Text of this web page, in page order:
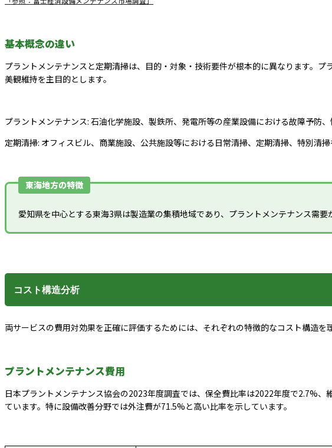
基本概念の違い
プラントメンテナンスと定期清掃は、目的・対象・技術要件が根本的に異なります。
美観維持を主目的とします。
プラントメンテナンス: 石油化学施設、製鉄所、発電所等の産業設備における故障予防
定期清掃: オフィスビル、商業施設、公共施設等における日常清掃、定期清掃、特別清掃
東海地方の特徴
愛知県を中心とする東海3県は製造業の集積地域であり、プラントメンテナンス需
コスト構造分析
両サービスの費用対効果を正確に評価するためには、それぞれの特徴的なコスト構造
プラントメンテナンス費用
日本プラントメンテナンス協会の2023年度調査では、保全費比率は2022年度で2.7%
ています。特に設備改善分野では外注費が71.5%と高い比率を示しています。